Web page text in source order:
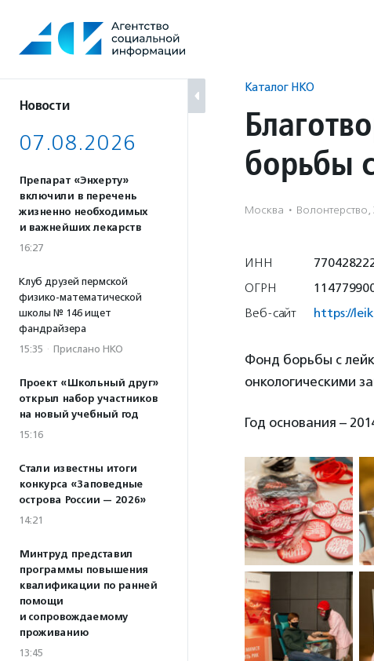
содержанию
Новости
07.08.2026
Препарат «Энхерту»
включили в перечень
жизненно необходимых
и важнейших лекарств
16:27
Клуб друзей пермской
физико-математической
школы № 146 ищет
фандрайзера
15:35 · Прислано НКО
Проект «Школьный друг»
открыл набор участников
на новый учебный год
15:16
Стали известны итоги
конкурса «Заповедные
острова России — 2026»
14:21
Минтруд представил
программы повышения
квалификации по ранней
помощи
и сопровождаемому
проживанию
13:45
Каталог НКО
борьбы
Москва ·
ИНН
ОГРН
Веб-сайт
https://
Фонд борьбы с
онкологическими
Год основания –